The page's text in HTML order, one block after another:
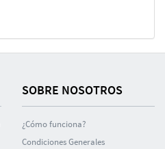
SOBRE NOSOTROS
¿Cómo funciona?
Condiciones Generales